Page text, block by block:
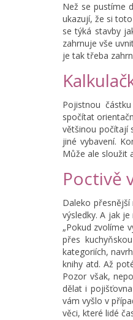
Než se pustíme
ukazují, že si
se týká stavby
zahrnuje vše
je tak třeba
Pojistnou
spočítat
většinou počítají
jiné vybavení.
Může ale sloužit
Poctivě
Daleko
výsledky. A jak
„Pokud zvolíme
přes
kategoriích,
knihy atd. Až
Pozor však,
dělat i
vám vyšlo v
věci, které lidé